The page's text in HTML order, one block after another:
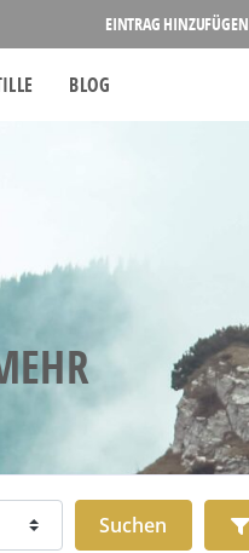
EINTRAG HINZUFÜGEN
BLOG
Suchen Suchen